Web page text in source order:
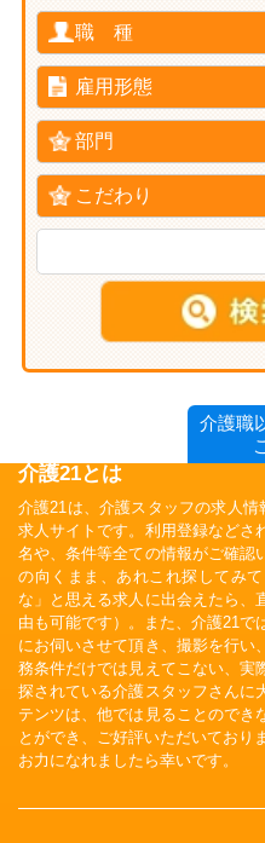
職 種
雇用形態
部門
こだわり
介護職
介護21とは
介護21は、介護スタッフの求人
求人サイトです。利用登録などさ
名や、条件等全ての情報がご確認
の向くまま、あれこれ探してみ
な」と思える求人に出会えたら、
由も可能です）。また、介護21
にお伺いさせて頂き、撮影を行い
務条件だけでは見えてこない、実
探されている介護スタッフさんに
テンツは、他では見ることのでき
とができ、ご好評いただいており
お力になれましたら幸いです。